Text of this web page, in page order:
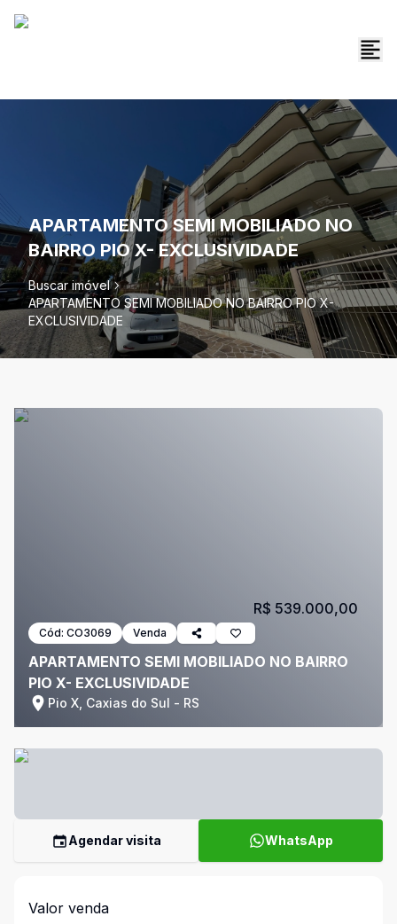
APARTAMENTO SEMI MOBILIADO NO
BAIRRO PIO X- EXCLUSIVIDADE
Buscar imóvel
APARTAMENTO SEMI MOBILIADO NO BAIRRO PIO X-
EXCLUSIVIDADE
Cód: CO3069 Venda
APARTAMENTO SEMI MOBILIADO NO BAIRRO
PIO X- EXCLUSIVIDADE
Pio X, Caxias do Sul - RS
R$ 539.000,00
Agendar visita WhatsApp
Valor venda